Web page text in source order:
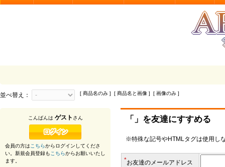
並べ替え： [ 商品名のみ ] [ 商品名と画像 ] [ 画像のみ ]
「」を友達にすすめる
※特殊な記号やHTMLタグは使用し
*お友達のメールアドレス
こんばんは ゲスト さん
会員の方はこちらからログインしてくださ
い。新規会員登録もこちらからお願いいたし
ます。